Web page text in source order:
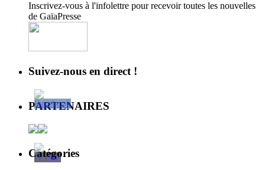
Inscrivez-vous à l'infolettre pour recevoir toutes les nouvelles
de GaïaPresse
Suivez-nous en direct !
PARTENAIRES
Catégories